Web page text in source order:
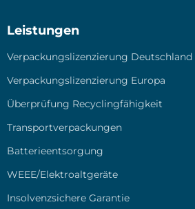
Leistungen
Ver­pa­ckungs­li­zen­zie­rung Deutsch­land
Ver­pa­ckungs­li­zen­zie­rung Euro­pa
Über­prü­fung Recy­cling­fä­hig­keit
Trans­port­ver­pa­ckun­gen
Bat­te­rie­ent­sor­gung
WEEE/Elektroaltgeräte
Insol­venz­si­che­re Garan­tie